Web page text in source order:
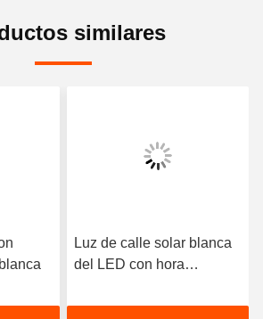
similares
Luz de calle solar blanca
del LED con hora
CCTV 8-24h